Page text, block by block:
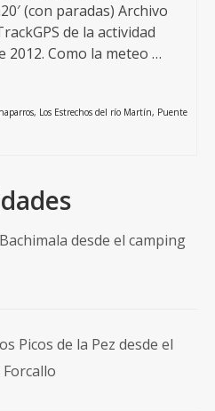
(con paradas) Archivo
de la actividad
2012. Como la meteo …
, Los Estrechos del río Martín, Puente
desde el camping
Picos de la Pez desde el